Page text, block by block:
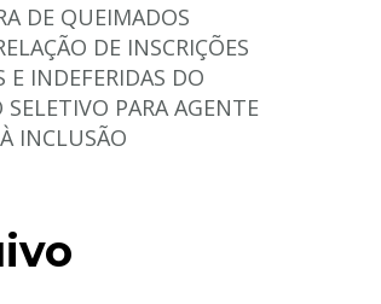
DE QUEIMADOS
DE INSCRIÇÕES
E INDEFERIDAS DO
SELETIVO PARA AGENTE
INCLUSÃO